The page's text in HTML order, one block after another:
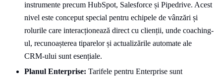
instrumente precum HubSpot, Salesforce și Pipedrive. Acest
nivel este conceput special pentru echipele de vânzări și
rolurile care interacționează direct cu clienții, unde coaching-
ul, recunoașterea tiparelor și actualizările automate ale
CRM-ului sunt esențiale.
Planul Enterprise: Tarifele pentru Enterprise sunt